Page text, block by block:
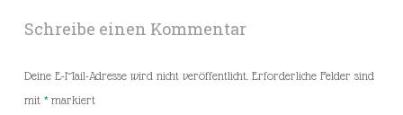
Schreibe einen Kommentar
Deine E-Mail-Adresse wird nicht veröffentlicht. Erforderliche Felder sind
mit *markiert